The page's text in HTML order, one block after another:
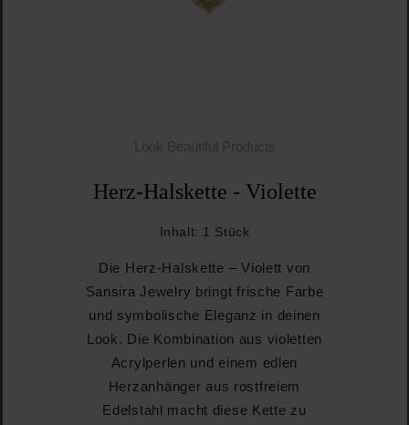
Look Beautiful Products
Herz-Halskette - Violette
Inhalt: 1 Stück
Die Herz-Halskette – Violett von
Sansira Jewelry bringt frische Farbe
und symbolische Eleganz in deinen
Look. Die Kombination aus violetten
Acrylperlen und einem edlen
Herzanhänger aus rostfreiem
Edelstahl macht diese Kette zu